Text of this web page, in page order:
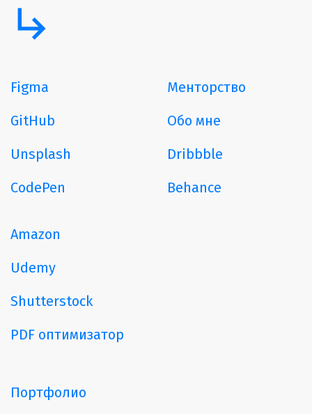
subdirectory_arrow_right
Figma
GitHub
Unsplash
CodePen
Менторство
Обо мне
Dribbble
Behance
Amazon
Udemy
Shutterstock
PDF оптимизатор
Портфолио